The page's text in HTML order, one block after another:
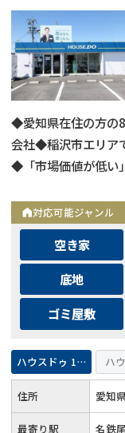
◆愛知県在住の方の
会社◆稲沢市エリア
◆「市場価値が低い
◆不動産査定は完
スペースあり◆メー
対応可能ジャンル
空き家
底地
ゴミ屋敷
ハウスドゥ 155号稲沢
ハ
住所 愛知
最寄り駅 名鉄
底地の
《現在